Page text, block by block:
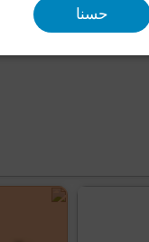
حسنا